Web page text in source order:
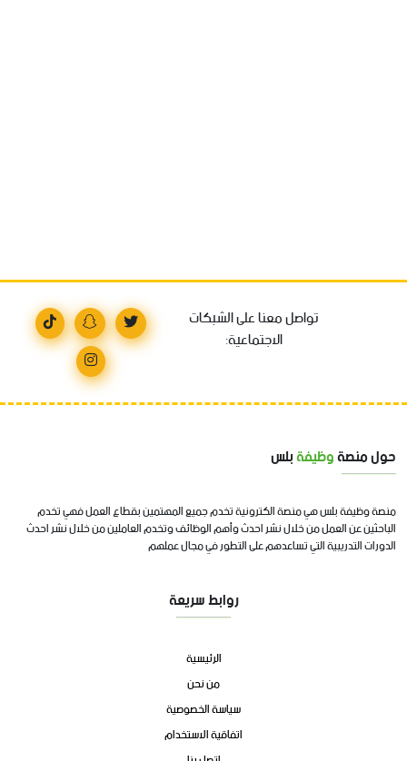
تواصل معنا على الشبكات
الاجتماعية:
حول منصةوظيفةبلس
منصة وظيفة بلس هي منصة الكترونية تخدم جميع المهتمين بقطاع العمل فهي تخدم
الباحثين عن العمل من خلال نشر احدث وأهم الوظائف وتخدم العاملين من خلال نشر احدث
الدورات التدريبية التي تساعدهم على التطور في مجال عملهم
روابط سريعة
الرئيسية
من نحن
سياسة الخصوصية
اتفاقية الاستخدام